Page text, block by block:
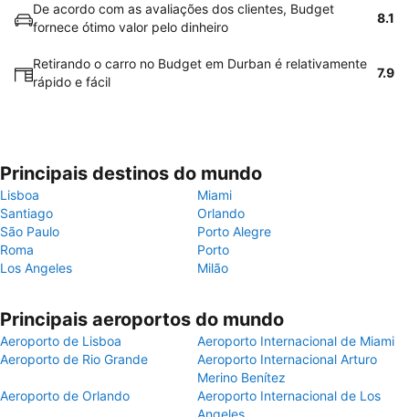
De acordo com as avaliações dos clientes, Budget
fornece ótimo valor pelo dinheiro
8.1
Retirando o carro no Budget em Durban é relativamente
rápido e fácil
7.9
Principais destinos do mundo
Lisboa
Miami
Santiago
Orlando
São Paulo
Porto Alegre
Roma
Porto
Los Angeles
Milão
Principais aeroportos do mundo
Aeroporto de Lisboa
Aeroporto Internacional de Miami
Aeroporto de Rio Grande
Aeroporto Internacional Arturo
Merino Benítez
Aeroporto de Orlando
Aeroporto Internacional de Los
Angeles